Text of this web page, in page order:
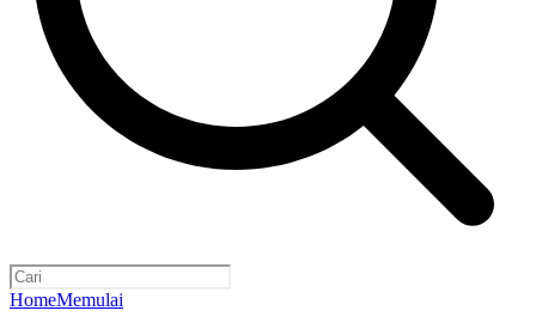
HomeMemulai